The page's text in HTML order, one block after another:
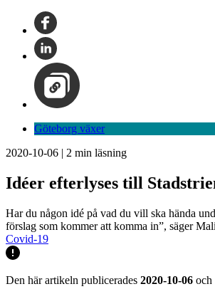
Göteborg växer
2020-10-06 | 2 min läsning
Idéer efterlyses till
Har du någon idé på vad du vill ska hända
förslag som kommer att komma in”, säger
Covid-19
Den här artikeln publicerades 2020-10-06 och